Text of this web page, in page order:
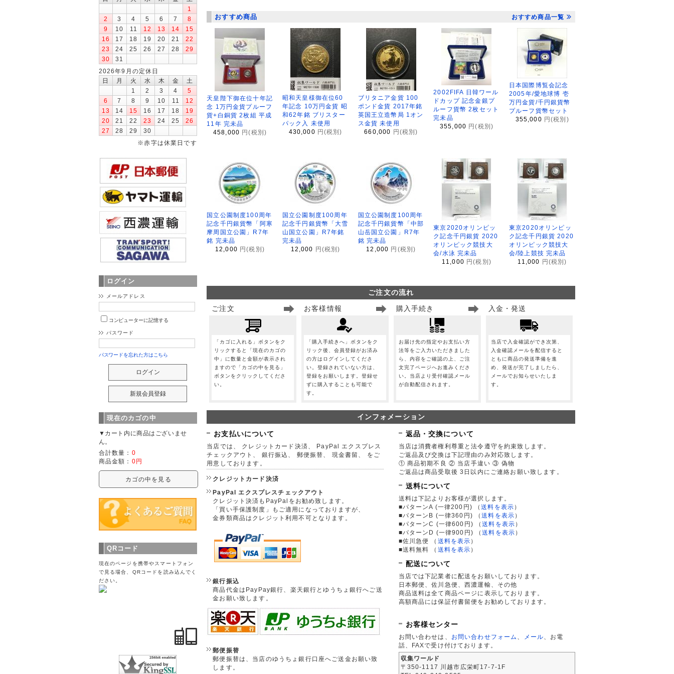
おすすめ商品 おすすめ商品一覧
天皇陛下御在位十年記
念 1万円金貨プルーフ
貨+白銅貨 2枚組 平成
11年 完未品
458,000 円(税別)
昭和天皇様御在位60
年記念 10万円金貨 昭
和62年銘 ブリスター
パック入 未使用
430,000 円(税別)
ブリタニア金貨 100
ポンド金貨 2017年銘
英国王立造幣局 1オン
ス金貨 未使用
660,000
円(税別)
2002FIFA 日韓ワール
ドカップ 記念金銀プ
ルーフ貨幣 2枚セット
完未品
355,000 円(税別)
日本国際博覧会記念
2005年/愛地球博 壱
万円金貨/千円銀貨幣
プルーフ貨幣セット
355,000 円(税別)
国立公園制度100周年
記念千円銀貨幣「阿寒
摩周国立公園」R7年
銘 完未品
12,000 円(税別)
国立公園制度100周年
記念千円銀貨幣「大雪
山国立公園」R7年銘
完未品
12,000 円(税別)
国立公園制度100周年
記念千円銀貨幣「中部
山岳国立公園」R7年
銘 完未品
12,000 円(税別)
東京2020オリンピッ
ク記念千円銀貨 2020
オリンピック競技大
会/水泳 完未品
11,000 円(税別)
東京2020オリンピッ
ク記念千円銀貨 2020
オリンピック競技大
会/陸上競技 完未品
11,000 円(税別)
ご注文の流れ
ご注文
「カゴに入れる」ボタンをク
リックすると「現在のカゴの
中」に数量と金額が表示され
ますので「カゴの中を見る」
ボタンをクリックしてくださ
い。
お客様情報
「購入手続きへ」ボタンをク
リック後、会員登録がお済み
の方はログインしてくださ
い。登録されていない方は、
登録をお願いします。登録せ
ずに購入することも可能で
す。
購入手続き
お届け先の指定やお支払い方
法等をご入力いただきました
ら、内容をご確認の上、ご注
文完了ページへお進みくださ
い。当店より受付確認メール
が自動配信されます。
入金・発送
当店で入金確認ができ次第、
入金確認メールを配信すると
ともに商品の発送準備を進
め、発送が完了しましたら、
メールでお知らせいたしま
す。
インフォメーション
お支払いについて
当店では、 クレジットカード決済、 PayPal エクスプレス
チェックアウト、 銀行振込、 郵便振替、 現金書留、 をご
用意しております。
クレジットカード決済
PayPal エクスプレスチェックアウト
クレジット決済もPayPalをお勧め致します。
「買い手保護制度」もご適用になっておりますが、
金券類商品はクレジット利用不可となります。
銀行振込
商品代金はPayPay銀行、楽天銀行とゆうちょ銀行へご送
金お願い致します。
郵便振替
郵便振替は、当店のゆうちょ銀行口座へご送金お願い致
します。
返品・交換について
当店は消費者権利尊重と法令遵守を約束致します。
ご返品及び交換は下記理由のみ対応致します。
① 商品初期不良 ② 当店手違い ③ 偽物
ご返品は商品受取後 3日以内にご連絡お願い致します。
送料について
送料は下記よりお客様が選択します。
■パターンA (一律200円)
（送料を表示 ）
■パターンB (一律360円)
（送料を表示 ）
■パターンC (一律600円)
（送料を表示 ）
■パターンD (一律900円)
（送料を表示 ）
■佐川急便
（ 送料を表示 ）
■送料無料
（ 送料を表示 ）
配送について
当店では下記業者に配送をお願いしております。
日本郵便、佐川急便、西濃運輸、その他
商品送料は全て商品ページに表示しております。
高額商品には保証付書留便をお勧めしております。
お客様センター
お問い合わせは、 お問い合わせフォーム メール 、お電
話、FAXで受け付けております。
収集ワールド
〒350-1117 川越市広栄町17-7-1F
1
2
3 4 5 6 7
8
9
10 11 12 13 14
15
16
17 18 19 20 21
22
23
24 25 26 27 28
29
30
31
2026年9月の定休日
日
月 火 水 木 金
土
1
2 3 4
5
6
7 8 9 10 11
12
13
14 15 16 17 18
19
20
21 22 23 24 25
26
27
28 29
30
※赤字は休業日です
ログイン
メールアドレス
コンピューターに記憶する
パスワード
パスワードを忘れた方はこちら
現在のカゴの中
▼カート内に商品はございませ
ん。
合計数量： 0
商品金額： 0円
カゴの中を見る
QRコード
現在のページを携帯やスマートフォン
で見る場合、QRコードを読み込んでく
ださい。